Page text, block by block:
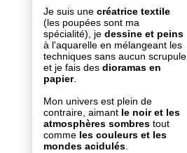
Je suis une créatrice textile
(les poupées sont ma
spécialité), je dessine et peins
à l'aquarelle en mélangeant les
techniques sans aucun scrupule
et je fais des dioramas en
papier.
Mon univers est plein de
contraire, aimant le noir et les
atmosphères sombres tout
comme les couleurs et les
mondes acidulés